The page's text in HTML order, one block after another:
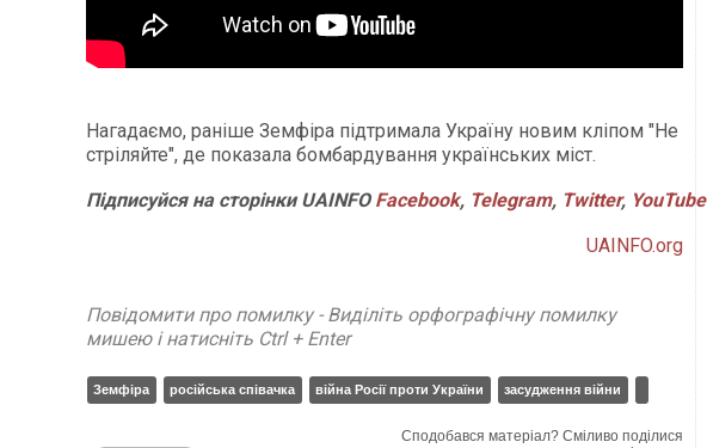
Нагадаємо, раніше Земфіра підтримала Україну новим кліпом "Не
стріляйте", де показала бомбардування українських міст.
Підписуйся на сторінки UAINFO Facebook, Telegram, Twitter, YouTube
UAINFO.org
Повідомити про помилку - Виділіть орфографічну помилку
мишею і натисніть Ctrl + Enter
Земфіра російська співачка війна Росії проти України засудження війни
Сподобався матеріал? Сміливо поділися